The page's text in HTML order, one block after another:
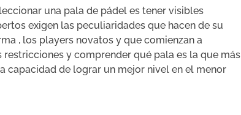
una pala de pádel es tener visibles
exigen las peculiaridades que hacen de su
, los players novatos y que comienzan a
y comprender qué pala es la que más
capacidad de lograr un mejor nivel en el menor